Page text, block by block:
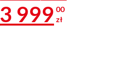
Cena 3 999 zł
3 999 00
zł